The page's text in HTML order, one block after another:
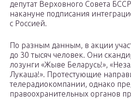
депутат Верховного Совета
накануне подписания
с Россией.
По разным данным, в акции
до 30 тысяч человек. Они
лозунги «Жыве Беларусь!»,
Лукаша!». Протестующие
телерадиокомпании, однако
правоохранительных органов